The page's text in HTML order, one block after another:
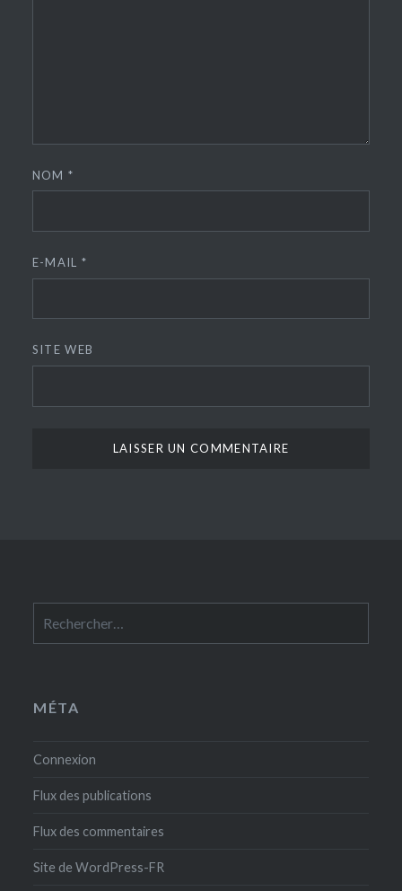
NOM*
E-MAIL *
SITE WEB
MÉTA
Connexion
Flux des publications
Flux des commentaires
Site de WordPress-FR